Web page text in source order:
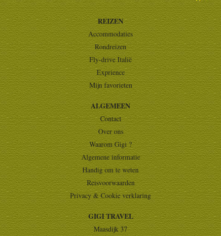
REIZEN
Accommodaties
Rondreizen
Fly-drive Italië
Exprience
Mijn favorieten
ALGEMEEN
Contact
Over ons
Waarom Gigi ?
Algemene informatie
Handig om te weten
Reisvoorwaarden
Privacy & Cookie verklaring
GIGI TRAVEL
Maasdijk 37